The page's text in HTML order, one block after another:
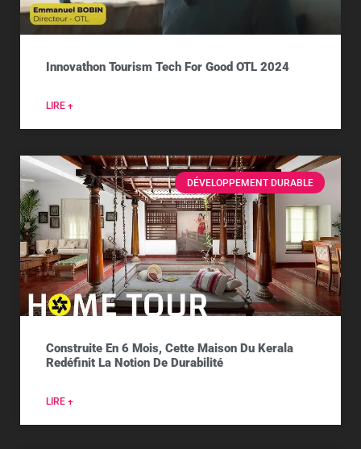
Innovathon Tourism Tech For Good OTL 2024
LIRE +
DÉVELOPPEMENT DURABLE
Construite En 6 Mois, Cette Maison Du Kerala
Redéfinit La Notion De Durabilité
LIRE +